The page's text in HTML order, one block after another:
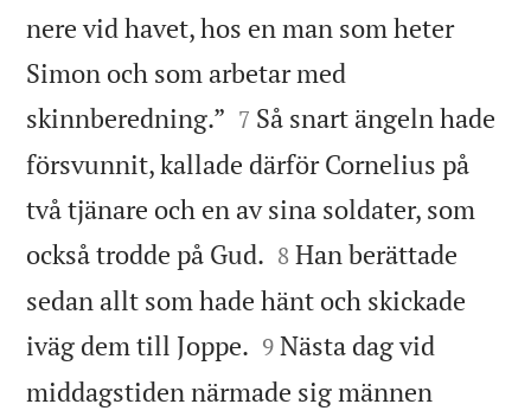
nere vid havet, hos en man som heter
Simon och som arbetar med
skinnberedning.” 

7 Så snart ängeln hade
försvunnit, kallade därför Cornelius på
två tjänare och en av sina soldater, som
också trodde på Gud. 

8 Han berättade
sedan allt som hade hänt och skickade
iväg dem till Joppe. 

9 Nästa dag vid
middagstiden närmade sig männen